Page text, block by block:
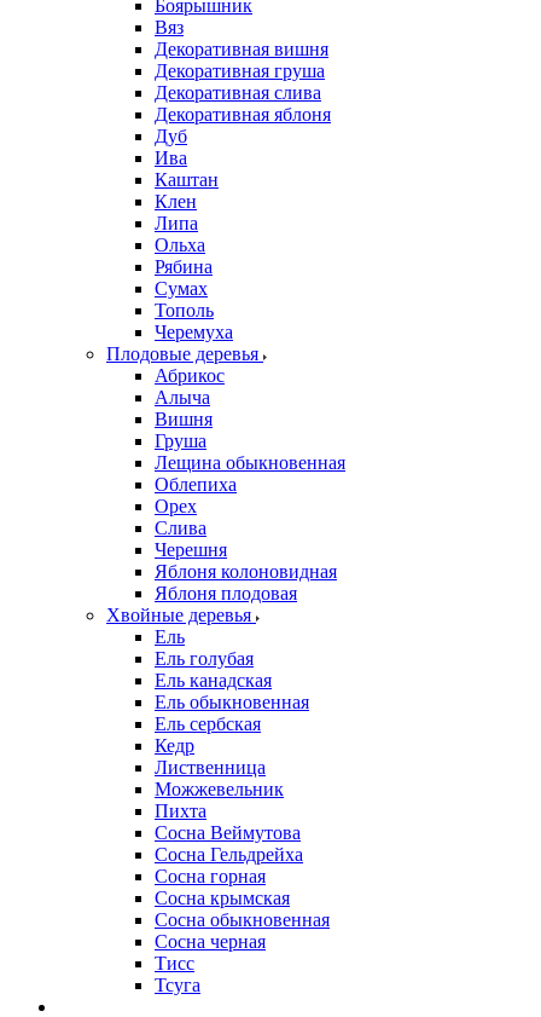
Боярышник
Вяз
Декоративная вишня
Декоративная груша
Декоративная слива
Декоративная яблоня
Дуб
Ива
Каштан
Клен
Липа
Ольха
Рябина
Сумах
Тополь
Черемуха
Плодовые деревья
Абрикос
Алыча
Вишня
Груша
Лещина обыкновенная
Облепиха
Орех
Слива
Черешня
Яблоня колоновидная
Яблоня плодовая
Хвойные деревья
Ель
Ель голубая
Ель канадская
Ель обыкновенная
Ель сербская
Кедр
Лиственница
Можжевельник
Пихта
Сосна Веймутова
Сосна Гельдрейха
Сосна горная
Сосна крымская
Сосна обыкновенная
Сосна черная
Тисс
Тсуга